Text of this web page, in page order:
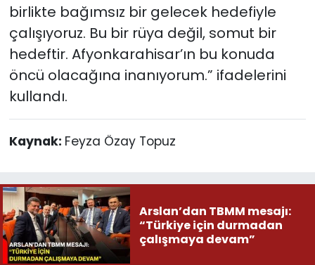
birlikte bağımsız bir gelecek hedefiyle
çalışıyoruz. Bu bir rüya değil, somut bir
hedeftir. Afyonkarahisar’ın bu konuda
öncü olacağına inanıyorum.” ifadelerini
kullandı.
Kaynak: Feyza Özay Topuz
Arslan’dan TBMM mesajı:
“Türkiye için durmadan
çalışmaya devam”